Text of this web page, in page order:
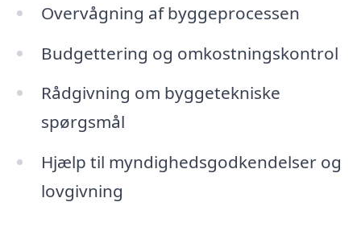
Overvågning af byggeprocessen
Budgettering og omkostningskontrol
Rådgivning om byggetekniske
spørgsmål
Hjælp til myndighedsgodkendelser og
lovgivning